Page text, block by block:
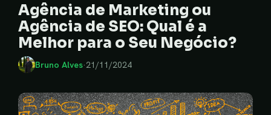
Agência de Marketing ou
Agência de SEO: Qual é a
Melhor para o Seu Negócio?
Bruno Alves·21/11/2024